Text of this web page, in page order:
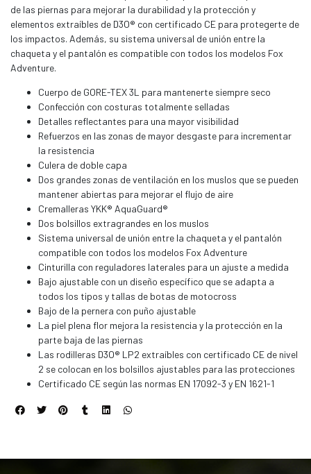
de las piernas para mejorar la durabilidad y la protección y
elementos extraíbles de D3O® con certificado CE para protegerte de
los impactos. Además, su sistema universal de unión entre la
chaqueta y el pantalón es compatible con todos los modelos Fox
Adventure.
Cuerpo de GORE-TEX 3L para mantenerte siempre seco
Confección con costuras totalmente selladas
Detalles reflectantes para una mayor visibilidad
Refuerzos en las zonas de mayor desgaste para incrementar
la resistencia
Culera de doble capa
Dos grandes zonas de ventilación en los muslos que se pueden
mantener abiertas para mejorar el flujo de aire
Cremalleras YKK® AquaGuard®
Dos bolsillos extragrandes en los muslos
Sistema universal de unión entre la chaqueta y el pantalón
compatible con todos los modelos Fox Adventure
Cinturilla con reguladores laterales para un ajuste a medida
Bajo ajustable con un diseño específico que se adapta a
todos los tipos y tallas de botas de motocross
Bajo de la pernera con puño ajustable
La piel plena flor mejora la resistencia y la protección en la
parte baja de las piernas
Las rodilleras D3O® LP2 extraíbles con certificado CE de nivel
2 se colocan en los bolsillos ajustables para las protecciones
Certificado CE según las normas EN 17092-3 y EN 1621-1